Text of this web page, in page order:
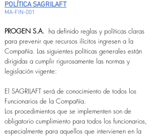
POLÍTICA SAGRILAFT
MA-FIN-001
PROGEN S.A. ha definido reglas y políticas claras
para prevenir que recursos ilícitos ingresen a la
Compañía. Las siguientes políticas generales están
dirigidas a cumplir rigurosamente las normas y
legislación vigente:
El SAGRILAFT será de conocimiento de todos los
Funcionarios de la Compañía.
Los procedimientos que se implementen son de
obligatorio cumplimiento para todos los funcionarios,
especialmente para aquellos que intervienen en la